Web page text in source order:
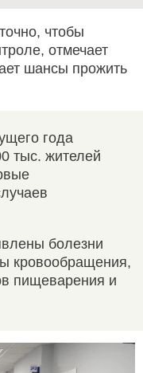
чтобы
отмечает
шансы прожить
года
тыс. жителей
болезни
кровообращения,
пищеварения и